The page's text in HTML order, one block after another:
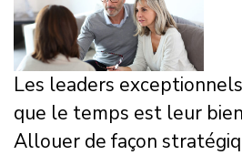
Les leaders
que le temps est leur
Allouer de façon